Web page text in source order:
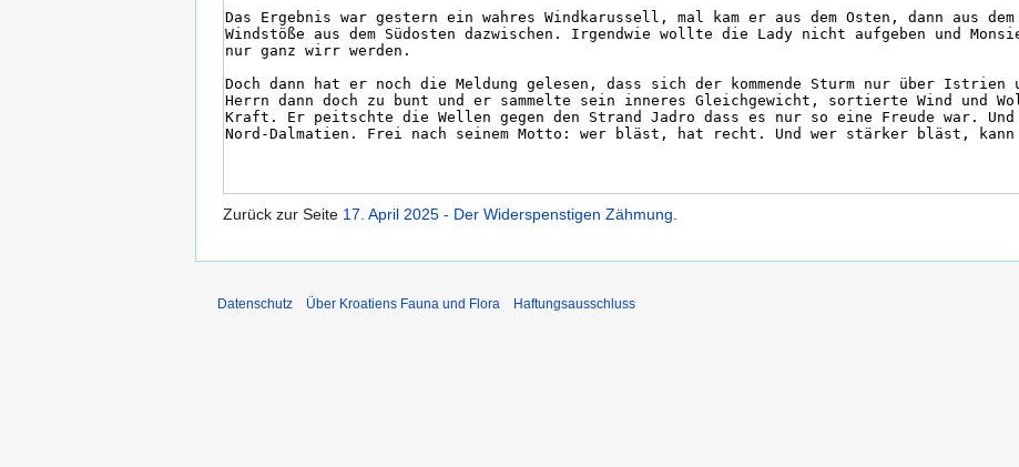
Zurück zur Seite 17. April 2025 - Der Widerspenstigen Zähmung.
Datenschutz Über Kroatiens Fauna und Flora Haftungsausschluss